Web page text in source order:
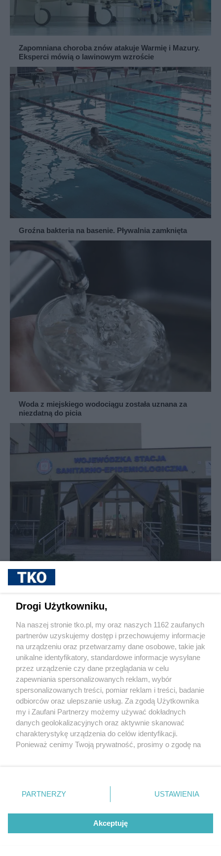
Zapomniana choroba znów atakuje Warmię i Mazury.
Eksperci mówią o lawinowym wzroście
Groźna bakteria na basenie. Pływalnia zamknięta
Woda z miejskiego wodociągu została uznana za
niezdatną do picia
Tajemnicza choroba w Olsztynie. Sanepid potwierdza:
Drogi Użytkowniku,
Na naszej stronie tko.pl, my oraz naszych 1162 zaufanych
partnerów uzyskujemy dostęp i przechowujemy informacje
na urządzeniu oraz przetwarzamy dane osobowe, takie jak
unikalne identyfikatory, standardowe informacje wysyłane
przez urządzenie czy dane przeglądania w celu
zapewniania spersonalizowanych reklam, wybór
spersonalizowanych treści, pomiar reklam i treści, badanie
odbiorców oraz ulepszanie usług. Za zgodą Użytkownika
my i Zaufani Partnerzy możemy używać dokładnych
danych geolokalizacyjnych oraz aktywnie skanować
charakterystykę urządzenia do celów identyfikacji.
Ponieważ cenimy Twoją prywatność, prosimy o zgodę na
znajdujący się w lewym dolnym rogu strony
. Niektóre
rodzaje przetwarzania danych nie wymagają zgody
użytkownika, ale masz prawo sprzeciwić się takiemu
przetwarzaniu. Preferencje będą miały zastosowania tylko
na tej witrynie.
PARTNERZY USTAWIENIA
Akceptuję